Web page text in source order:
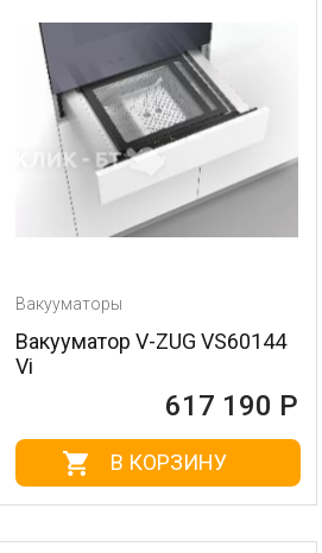
Вакууматоры
Вакууматор V-ZUG VS60144
Vi
617 190 Р
В КОРЗИНУ